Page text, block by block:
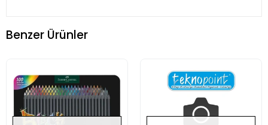
Benzer Ürünler